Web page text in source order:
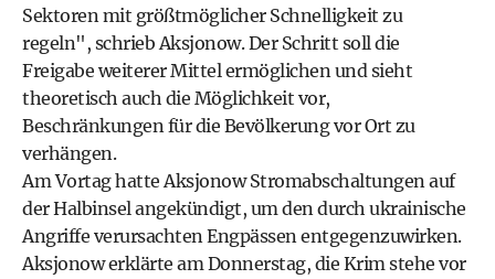
Sektoren mit größtmöglicher Schnelligkeit zu
regeln", schrieb Aksjonow. Der Schritt soll die
Freigabe weiterer Mittel ermöglichen und sieht
theoretisch auch die Möglichkeit vor,
Beschränkungen für die Bevölkerung vor Ort zu
verhängen.
Am Vortag hatte Aksjonow Stromabschaltungen auf
der Halbinsel angekündigt, um den durch ukrainische
Angriffe verursachten Engpässen entgegenzuwirken.
Aksjonow erklärte am Donnerstag, die Krim stehe vor